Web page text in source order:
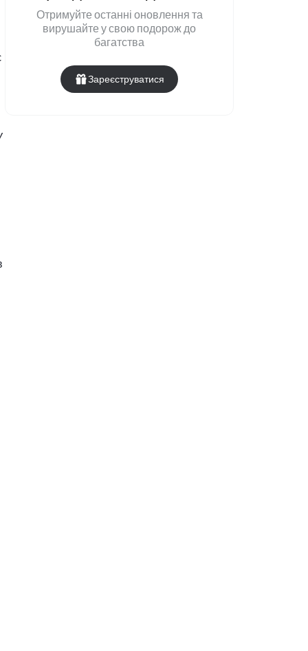
Отримуйте останні оновлення та
вирушайте у свою подорож до
багатства
Зареєструватися